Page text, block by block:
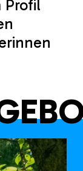
Profil